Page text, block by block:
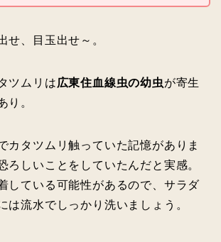
せ、目玉出せ～。
ツムリは広東住血線虫の幼虫が寄生
り。
カタツムリ触っていた記憶がありま
ろしいことをしていたんだと実感。
している可能性があるので、サラダ
は流水でしっかり洗いましょう。